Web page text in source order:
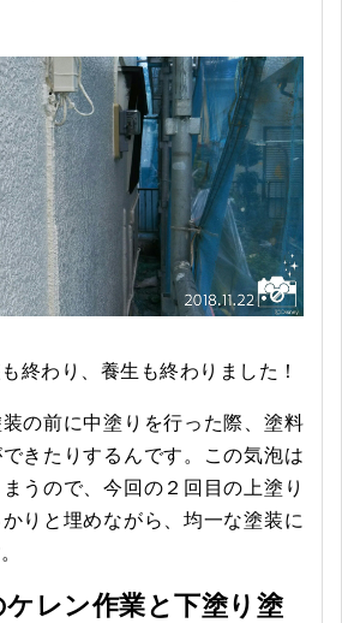
終わり、養生も終わりました！
の前に中塗りを行った際、塗料
きたりするんです。この気泡は
うので、今回の２回目の上塗り
りと埋めながら、均一な塗装に
レン作業と下塗り塗